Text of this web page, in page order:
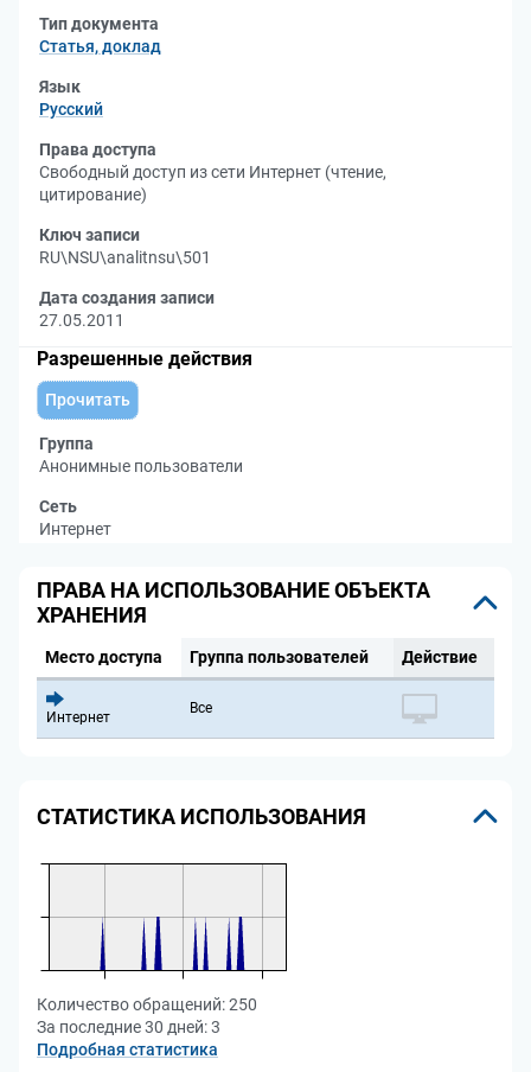
Тип документа
Статья, доклад
Язык
Русский
Права доступа
Свободный доступ из сети Интернет (чтение,
цитирование)
Ключ записи
RU\NSU\analitnsu\501
Дата создания записи
27.05.2011
Разрешенные действия
Прочитать
Группа
Анонимные пользователи
Сеть
Интернет
ПРАВА НА ИСПОЛЬЗОВАНИЕ ОБЪЕКТА
ХРАНЕНИЯ
Место доступа Группа пользователей Действие
Интернет
Все
СТАТИСТИКА ИСПОЛЬЗОВАНИЯ
Количество обращений:250
За последние 30 дней:3
Подробная статистика